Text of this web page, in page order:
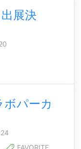
展決
パーカ
FAVORITE